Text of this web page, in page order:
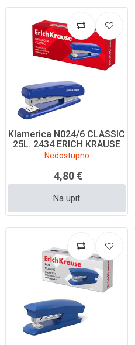
Klamerica N024/6 CLASSIC
25L. 2434 ERICH KRAUSE
Nedostupno
4,80 €
Na upit